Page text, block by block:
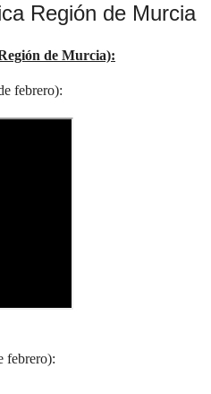
Región de Murcia
de Murcia):
febrero):
febrero):